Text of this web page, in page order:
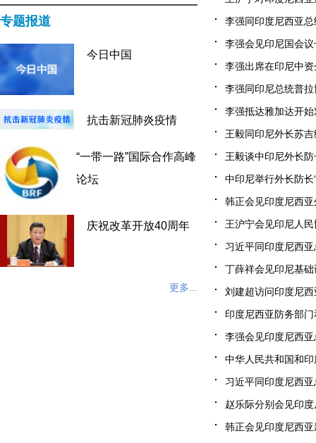
专题报道
今日中国
抗击新冠肺炎疫情
“一带一路”国际合作高峰
论坛
庆祝改革开放40周年
更多...
李强同印度尼西亚
李强会见印尼国会
李强出席在印尼中
李强同印尼总统普
李强抵达雅加达开
王毅同印尼外长苏
王毅谈中印尼外长
中印尼举行外长防
韩正会见印度尼西
王沪宁会见印尼人
习近平同印度尼西
丁薛祥会见印尼基
刘建超访问印度尼
印度尼西亚防务部
李强会见印度尼西
中华人民共和国和
习近平同印度尼西
赵乐际分别会见印
韩正会见印度尼西